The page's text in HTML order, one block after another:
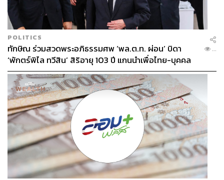
ที่สำคัญที่สุด อย่าลืมขอบคุณตัวเอง การยอมรับในความ
พยายามและความอดทนของเรา ช่วยสร้างความมั่นใจและ
พลังใจในการเผชิญชีวิต “วันนี้เราทำดีที่สุดแล้ว” คือประโยคที่
เราแต่ละคนควรได้ยินจากตัวเอง
ท้ายที่สุดนี้ ขอบคุณทุกคนที่ติดตามและสนับสนุนกันเสมอ
หวังว่า 4 แนวทางนี้จะช่วยให้ปี 2025 ของคุณเบิกบาน พร้อม
ดูแล “สวนแห่งจิตใจ” ให้เต็มไปด้วยดอกไม้ ดังคำกล่าว
“Your mind is a garden, your thoughts are the seeds. You
can grow flowers, or you can grow weeds.”
“จิตใจของคุณคือสวน ความคิดของคุณคือเมล็ดพันธุ์ คุณ
เลือกได้ว่าจะปลูกดอกไม้หรือวัชพืช”
POLITICS
ทักษิณ ร่วมสวดพระอภิธรรมศพ ‘พล.ต.ท. ผ่อน’ บิดา
‘พักตร์พิไล ทวีสิน’ สิริอายุ 103 ปี แกนนำเพื่อไทย-บุคคล
หลากวงการร่วมอาลัย
...